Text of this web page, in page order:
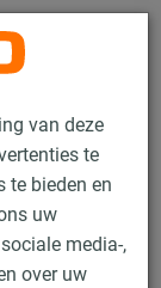
van deze
te
te bieden en
uw
media-,
over uw